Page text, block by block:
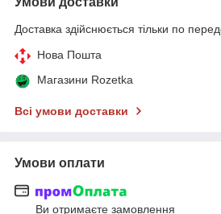
Доставка здійснюється тільки по
Нова Пошта
Магазини Rozetka
Всі умови доставки
Умови оплати
Ви отримаєте замовлення